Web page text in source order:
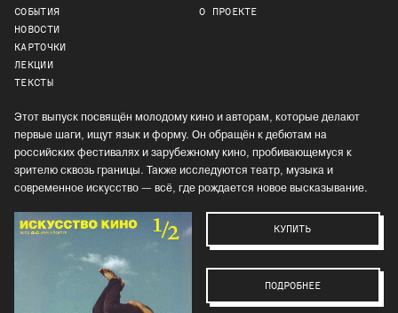
СОБЫТИЯ
НОВОСТИ
КАРТОЧКИ
ЛЕКЦИИ
ТЕКСТЫ
О ПРОЕКТЕ
Этот выпуск посвящён молодому кино и авторам, которые делают
первые шаги, ищут язык и форму. Он обращён к дебютам на
российских фестивалях и зарубежному кино, пробивающемуся к
зрителю сквозь границы. Также исследуются театр, музыка и
современное искусство — всё, где рождается новое высказывание.
КУПИТЬ
ПОДРОБНЕЕ